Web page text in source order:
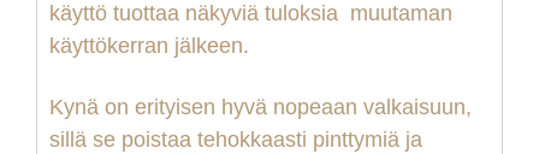
käyttö tuottaa näkyviä tuloksia muutaman
käyttökerran jälkeen.
Kynä on erityisen hyvä nopeaan valkaisuun,
sillä se poistaa tehokkaasti pinttymiä ja